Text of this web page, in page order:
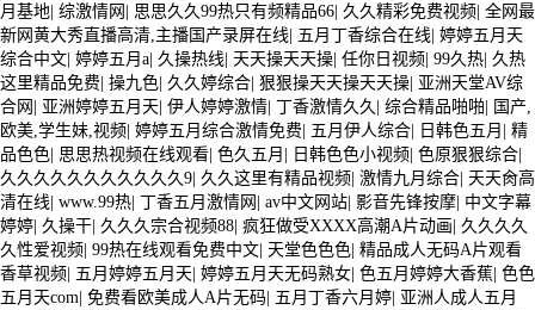
月基地| 综激情网 | 思思久久99热只有频精品66| 久久精彩免费视频| 全网最
新网黄大秀直播高清,主播国产录屏在线| 五月丁香综合在线| 婷婷五月天
综合中文| 婷婷五月a| 久操热线| 天天操天天操| 任你日视频| 99久热| 久热
这里精品免费| 操九色| 久久婷综合| 狠狠操天天操天天操| 亚洲天堂AV综
合网 | 亚洲婷婷五月天| 伊人婷婷激情| 丁香激情久久 | 综合精品啪啪| 国产,
欧美,学生妹,视频| 婷婷五月综合激情免费| 五月伊人综合| 日韩色五月 | 精
品色色| 思思热视频在线观看| 色久五月 | 日韩色色小视频| 色原狠狠综合|
久久久久久久久久久久久9| 久久这里有精品视频| 激情九月综合| 天天肏高
清在线| www.99热| 丁香五月激情网 | av中文网站| 影音先锋按摩| 中文字幕
婷婷| 久操干| 久久久宗合视频88| 疯狂做受XXXX高潮A片动画| 久久久久
久性爱视频| 99热在线观看免费中文| 天堂色色色| 精品成人无码A片观看
香草视频| 五月婷婷五月天| 婷婷五月天无码熟女| 色五月婷婷大香蕉| 色色
五月天com| 免费看欧美成人A片无码| 五月丁香六月婷| 亚洲人成人五月